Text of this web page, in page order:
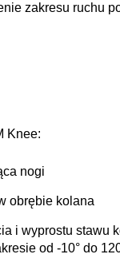
zakresu ruchu
Knee:
nogi
obrębie kolana
i wyprostu stawu
od -10° do